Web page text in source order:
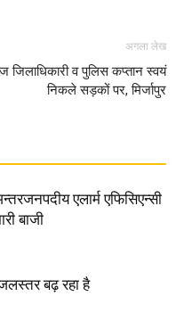
अगला लेख
जिलाधिकारी व पुलिस कप्तान स्वयं
निकले सड़कों पर, मिर्जापुर
एलार्म एफिसिएन्सी
बाजी
बढ़ रहा है